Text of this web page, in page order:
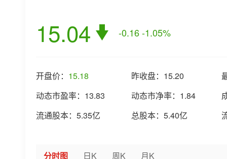
15.04 -0.16-1.05%
开盘价： 15.18 昨收盘： 15.20
动态市盈率： 13.83 动态市净率： 1.84
流通股本： 5.35亿 总股本： 5.40亿
分时图 日K 周K 月K